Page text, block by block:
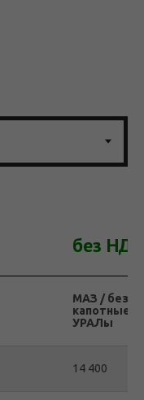
без НДС
МАЗ / без
капотные
УРАЛы
14 400